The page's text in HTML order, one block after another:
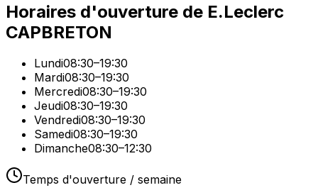
Horaires d'ouverture de E.Leclerc
CAPBRETON
Lundi08:30–19:30
Mardi08:30–19:30
Mercredi08:30–19:30
Jeudi08:30–19:30
Vendredi08:30–19:30
Samedi08:30–19:30
Dimanche08:30–12:30
Temps d'ouverture / semaine